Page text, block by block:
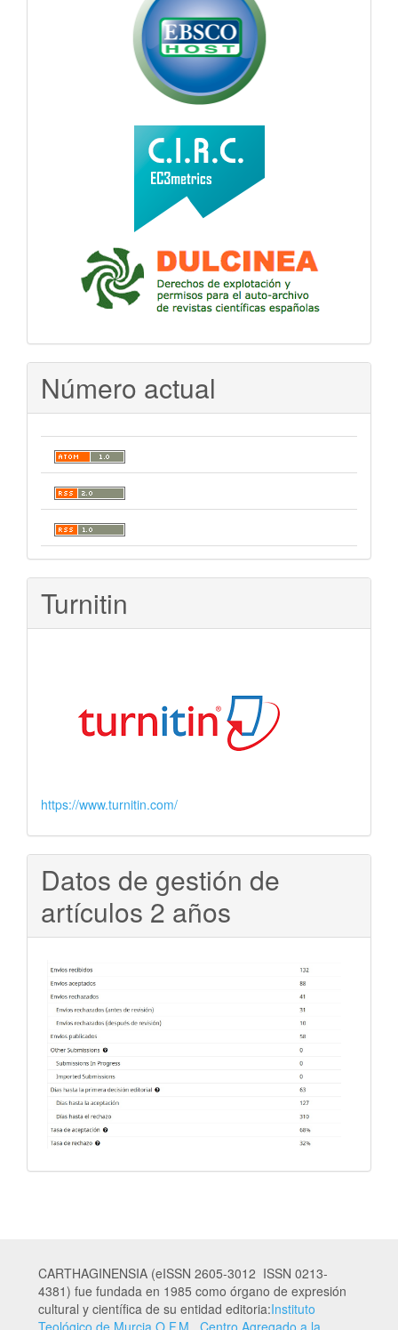
Número actual
Turnitin
https://www.turnitin.com/
Datos de gestión de
artículos 2 años
CARTHAGINENSIA (eISSN 2605-3012 ISSN 0213-
4381) fue fundada en 1985 como órgano de expresión
cultural y científica de su entidad editoria:Instituto